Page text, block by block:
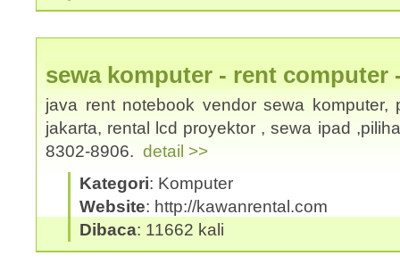
sewa komputer - rent computer
java rent notebook vendor sewa
jakarta, rental lcd proyektor , sewa ipad
8302-8906. detail >>
Kategori: Komputer
Website: http://kawanrental.com
Dibaca: 11662 kali